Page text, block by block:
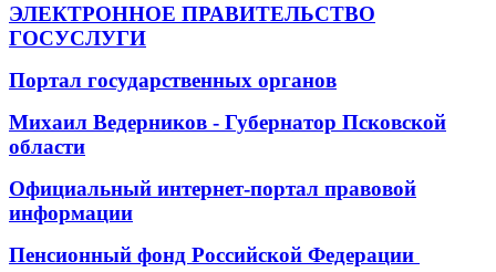
ЭЛЕКТРОННОЕ ПРАВИТЕЛЬСТВО
ГОСУСЛУГИ
Портал государственных органов
Михаил Ведерников - Губернатор Псковской
области
Официальный интернет-портал правовой
информации
Пенсионный фонд Российской Федерации